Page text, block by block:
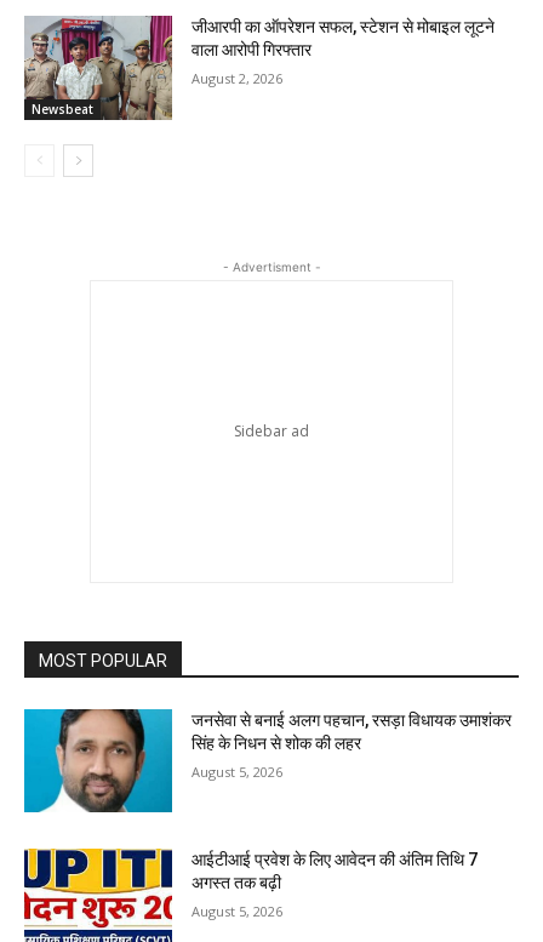
Newsbeat
जीआरपी का ऑपरेशन सफल, स्टेशन से मोबाइल लूटने
वाला आरोपी गिरफ्तार
August 2, 2026
- Advertisment -
MOST POPULAR
जनसेवा से बनाई अलग पहचान, रसड़ा विधायक उमाशंकर
सिंह के निधन से शोक की लहर
August 5, 2026
आईटीआई प्रवेश के लिए आवेदन की अंतिम तिथि 7
अगस्त तक बढ़ी
August 5, 2026